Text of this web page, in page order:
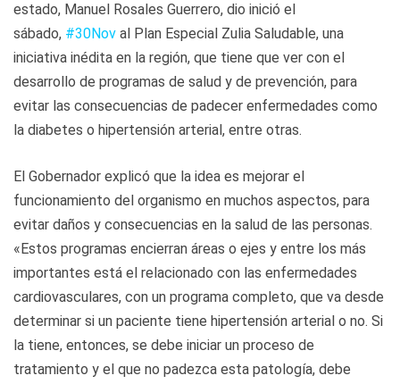
estado, Manuel Rosales Guerrero, dio inició el
sábado, #30Nov al Plan Especial Zulia Saludable, una
iniciativa inédita en la región, que tiene que ver con el
desarrollo de programas de salud y de prevención, para
evitar las consecuencias de padecer enfermedades como
la diabetes o hipertensión arterial, entre otras.
El Gobernador explicó que la idea es mejorar el
funcionamiento del organismo en muchos aspectos, para
evitar daños y consecuencias en la salud de las personas.
«Estos programas encierran áreas o ejes y entre los más
importantes está el relacionado con las enfermedades
cardiovasculares, con un programa completo, que va desde
determinar si un paciente tiene hipertensión arterial o no. Si
la tiene, entonces, se debe iniciar un proceso de
tratamiento y el que no padezca esta patología, debe